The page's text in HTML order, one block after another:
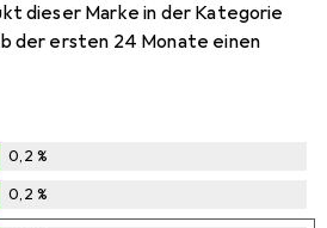
dieser Marke in der Kategorie
der ersten 24 Monate einen
0,2 %
0,2 %